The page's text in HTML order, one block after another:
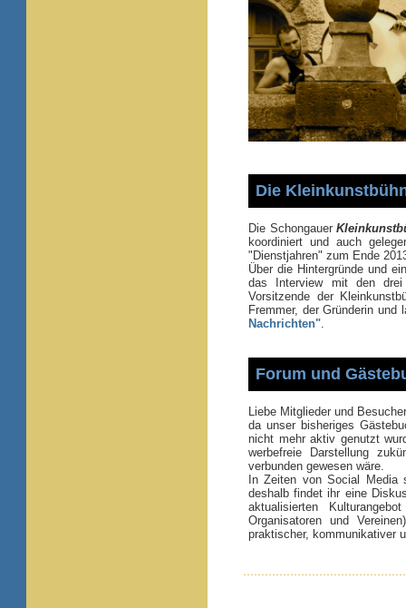
Die
Die Schongauer
koordiniert und auch
"Dienstjahren" zum Ende
Über die Hintergründe und
das Interview mit den
Vorsitzende der
Fremmer, der Gründerin und
Nachrichten"
Forum und
Liebe Mitglieder und
da unser bisheriges
nicht mehr aktiv genutzt
werbefreie Darstellung
verbunden gewesen wäre.
In Zeiten von Social Media
deshalb findet ihr eine
aktualisierten
Organisatoren und
praktischer, kommunikativer